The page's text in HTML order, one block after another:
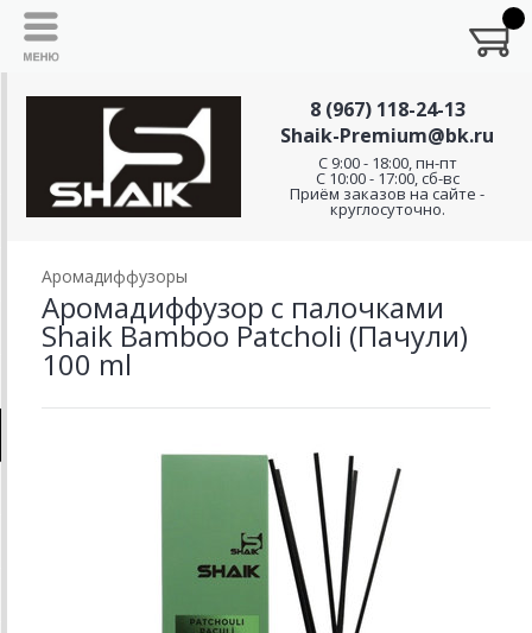
8 (967) 118-24-13
Shaik-Premium@bk.ru
C 9:00 - 18:00, пн-пт
С 10:00 - 17:00, сб-вс
Приём заказов на сайте -
круглосуточно.
Аромадиффузоры
Аромадиффузор с палочками
Shaik Bamboo Patcholi (Пачули)
100 ml